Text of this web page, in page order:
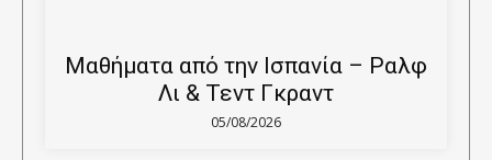
Μαθήματα από την Ισπανία – Ραλφ
Λι & Τεντ Γκραντ
05/08/2026